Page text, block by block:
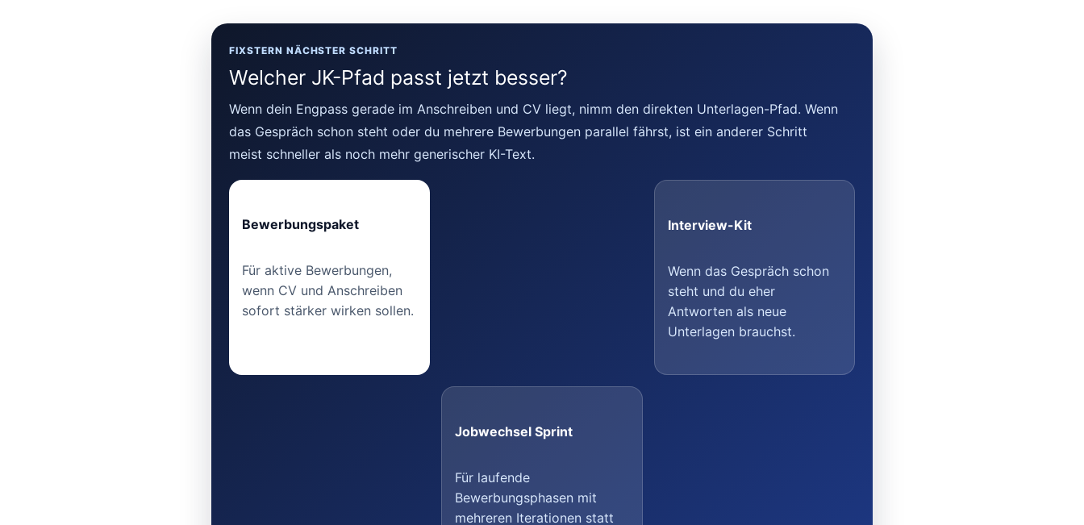
FIXSTERN NÄCHSTER SCHRITT
Welcher JK-Pfad passt jetzt besser?
Wenn dein Engpass gerade im Anschreiben und CV liegt, nimm den direkten Unterlagen-Pfad. Wenn
das Gespräch schon steht oder du mehrere Bewerbungen parallel fährst, ist ein anderer Schritt
meist schneller als noch mehr generischer KI-Text.
Bewerbungspaket
Für aktive Bewerbungen,
wenn CV und Anschreiben
sofort stärker wirken sollen.
Interview-Kit
Wenn das Gespräch schon
steht und du eher
Antworten als neue
Unterlagen brauchst.
Jobwechsel Sprint
Für laufende
Bewerbungsphasen mit
mehreren Iterationen statt